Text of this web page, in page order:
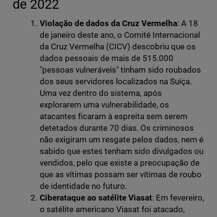
de 2022
Violação de dados da Cruz Vermelha: A 18
de janeiro deste ano, o Comité Internacional
da Cruz Vermelha (CICV) descobriu que os
dados pessoais de mais de 515.000
"pessoas vulneráveis" tinham sido roubados
dos seus servidores localizados na Suíça.
Uma vez dentro do sistema, após
explorarem uma vulnerabilidade, os
atacantes ficaram à espreita sem serem
detetados durante 70 dias. Os criminosos
não exigiram um resgate pelos dados, nem é
sabido que estes tenham sido divulgados ou
vendidos, pelo que existe a preocupação de
que as vítimas possam ser vítimas de roubo
de identidade no futuro.
Ciberataque ao satélite Viasat: Em fevereiro,
o satélite americano Viasat foi atacado,